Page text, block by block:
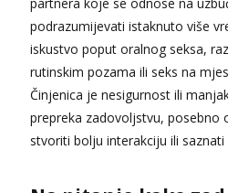
partnera koje se odnose na
podrazumijevati istaknuto više
iskustvo poput oralnog seksa,
rutinskim pozama ili seks na
Činjenica je nesigurnost ili
prepreka zadovoljstvu, posebno
stvoriti bolju interakciju ili